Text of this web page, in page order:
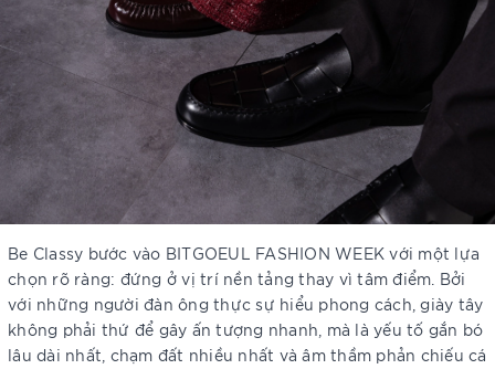
Be Classy bước vào BITGOEUL FASHION WEEK với một lựa
chọn rõ ràng: đứng ở vị trí nền tảng thay vì tâm điểm. Bởi
với những người đàn ông thực sự hiểu phong cách, giày tây
không phải thứ để gây ấn tượng nhanh, mà là yếu tố gắn bó
lâu dài nhất, chạm đất nhiều nhất và âm thầm phản chiếu cá